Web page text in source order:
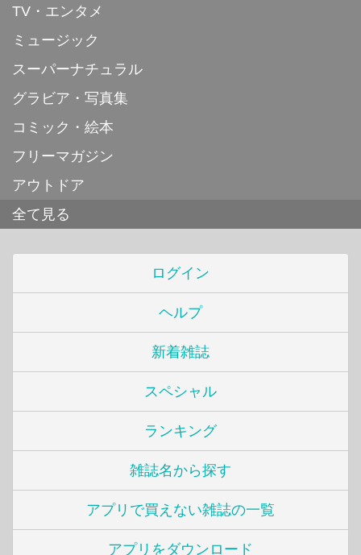
TV・エンタメ
ミュージック
スーパーナチュラル
グラビア・写真集
コミック・絵本
フリーマガジン
アウトドア
全て見る
ログイン
ヘルプ
新着雑誌
スペシャル
ランキング
雑誌名から探す
アプリで買えない雑誌の一覧
アプリをダウンロード